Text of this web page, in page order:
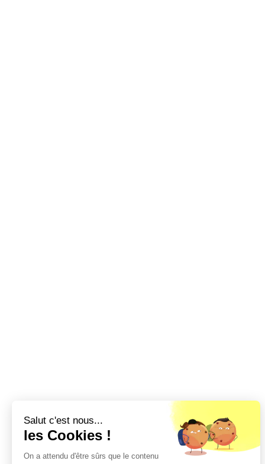
Salut c'est nous...
les Cookies !
On a attendu d'être sûrs que le contenu